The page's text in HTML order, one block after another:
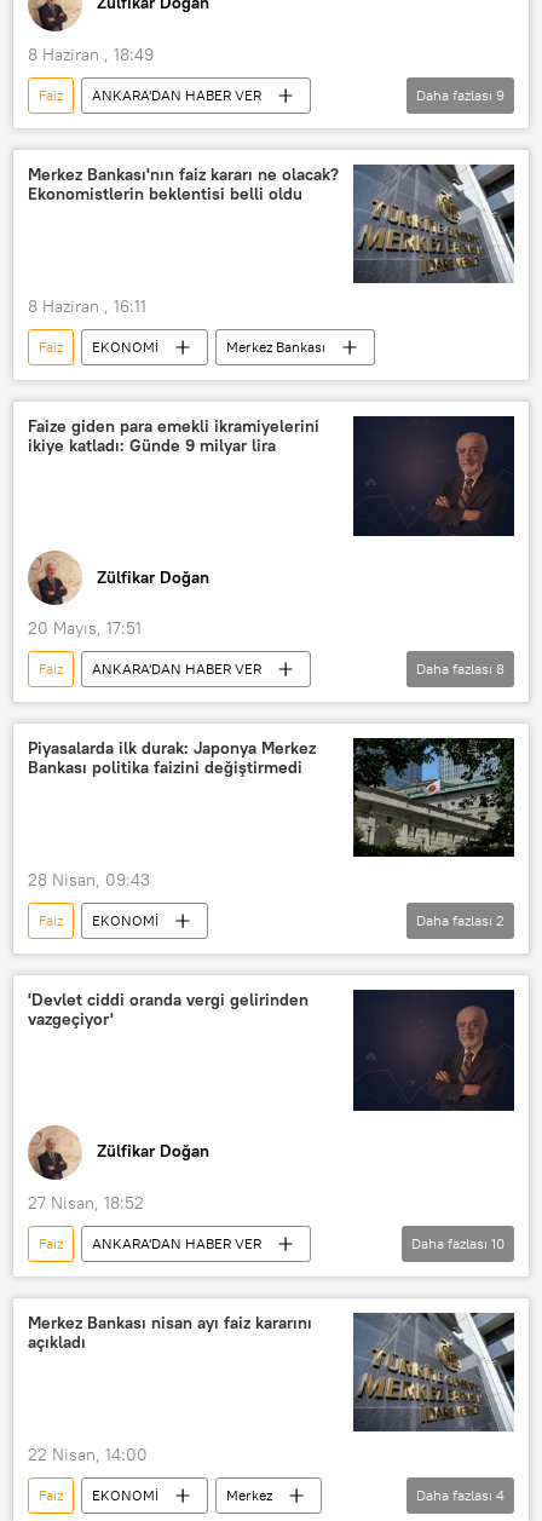
8 Haziran , 18:49
Faiz
ANKARA'DAN HABER VER
RADYO
Enflasyon
Türkiye İstatistik Kurumu (TÜİK)
Memur
Emekli
ara zam
Daha fazlası 9
Merkez Bankası'nın faiz kararı ne olacak?
Ekonomistlerin beklentisi belli oldu
8 Haziran , 16:11
Faiz EKONOMİ Merkez Bankası
Faize giden para emekli ikramiyelerini
ikiye katladı: Günde 9 milyar lira
Zülfikar Doğan
20 Mayıs, 17:51
Faiz
ANKARA'DAN HABER VER
RADYO
Emekli
Emekli ikramiyesi
Ekonomi
istihdam
Sanayi
hizmet
Daha fazlası 8
Piyasalarda ilk durak: Japonya Merkez
Bankası politika faizini değiştirmedi
28 Nisan, 09:43
Faiz
EKONOMİ
Japonya Merkez Bankası
Japonya
Daha fazlası 2
'Devlet ciddi oranda vergi gelirinden
vazgeçiyor'
Zülfikar Doğan
27 Nisan, 18:52
Faiz
ANKARA'DAN HABER VER
RADYO
Ekonomi
ihracat
ithalat
Petrol
Doğalgaz
Vergi
Daha fazlası 10
Merkez Bankası nisan ayı faiz kararını
açıkladı
22 Nisan, 14:00
Faiz EKONOMİ
Merkez
Daha fazlası 4